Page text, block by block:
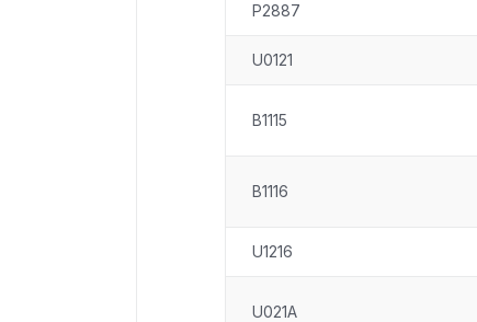
P2887
U0121
B1115
B1116
U1216
U021A